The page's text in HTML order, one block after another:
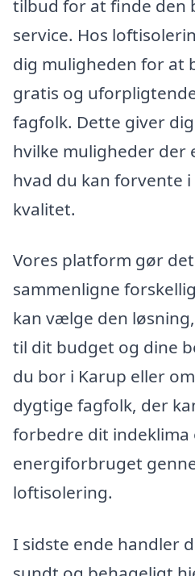
tilbud for at finde den
service. Hos
dig muligheden for at
gratis og
fagfolk. Dette giver
hvilke muligheder
hvad du kan forvente
kvalitet.
Vores platform gør
sammenligne
kan vælge den
til dit budget og dine
du bor i Karup eller
dygtige fagfolk, der
forbedre dit indeklima
energiforbruget
loftisolering.
I sidste ende handler